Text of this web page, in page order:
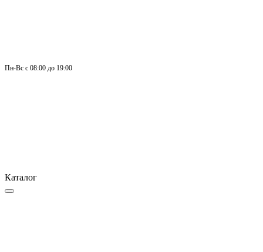
Пн-Вс с 08:00 до 19:00
Каталог